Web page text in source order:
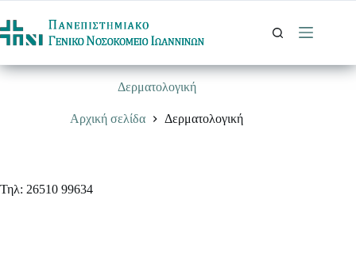
στο
περιεχόμενο
Δερματολογική
Αρχική σελίδα Δερματολογική
Τηλ: 26510 99634